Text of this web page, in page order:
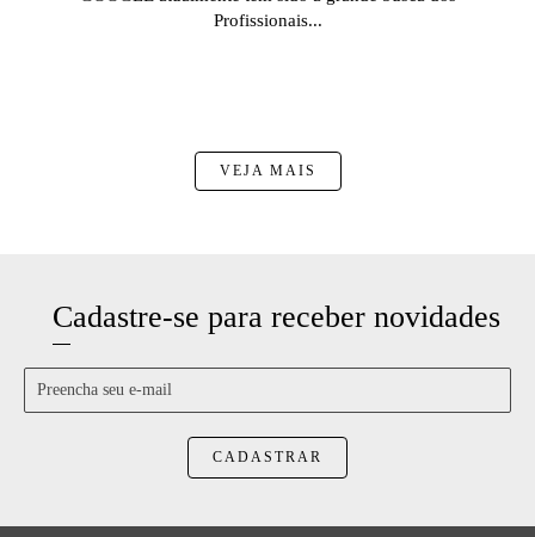
Profissionais...
VEJA MAIS
Cadastre-se para receber novidades
CADASTRAR